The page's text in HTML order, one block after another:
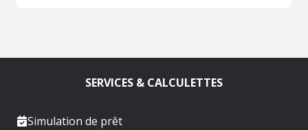
SERVICES & CALCULETTES
Simulation de prêt